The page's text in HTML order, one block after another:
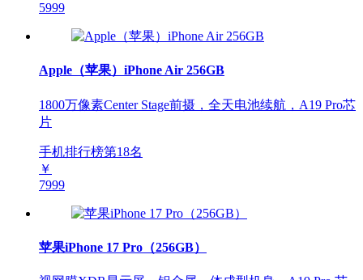
5999
Apple（苹果）iPhone Air 256GB
1800万像素Center Stage前摄，全天电池续航，A19 Pro芯
片
手机排行榜第18名
￥
7999
苹果iPhone 17 Pro（256GB）